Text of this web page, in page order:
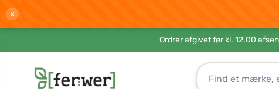
×
Ordrer afgivet før kl. 12.00